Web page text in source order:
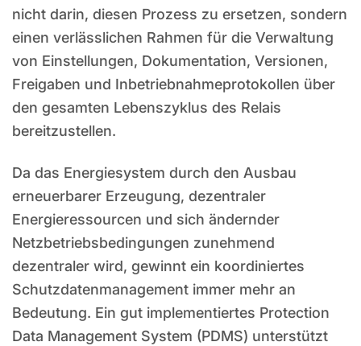
nicht darin, diesen Prozess zu ersetzen, sondern
einen verlässlichen Rahmen für die Verwaltung
von Einstellungen, Dokumentation, Versionen,
Freigaben und Inbetriebnahmeprotokollen über
den gesamten Lebenszyklus des Relais
bereitzustellen.
Da das Energiesystem durch den Ausbau
erneuerbarer Erzeugung, dezentraler
Energieressourcen und sich ändernder
Netzbetriebsbedingungen zunehmend
dezentraler wird, gewinnt ein koordiniertes
Schutzdatenmanagement immer mehr an
Bedeutung. Ein gut implementiertes Protection
Data Management System (PDMS) unterstützt